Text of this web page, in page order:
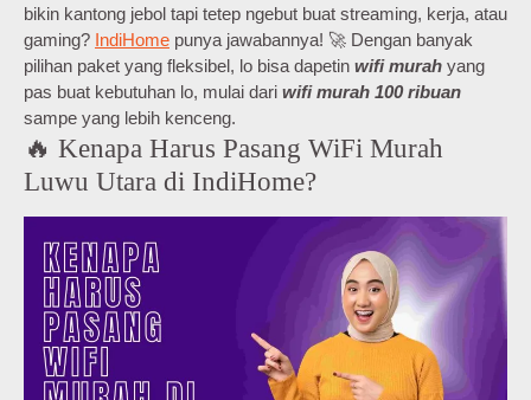
bikin kantong jebol tapi tetep ngebut buat streaming, kerja, atau
gaming? IndiHome punya jawabannya! 🚀 Dengan banyak
pilihan paket yang fleksibel, lo bisa dapetin wifi murah yang
pas buat kebutuhan lo, mulai dari wifi murah 100 ribuan
sampe yang lebih kenceng.
🔥 Kenapa Harus Pasang WiFi Murah
Luwu Utara di IndiHome?